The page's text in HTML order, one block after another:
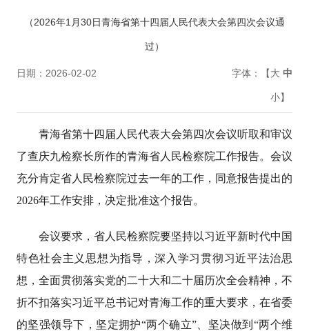
（2026年1月30日青海省第十四届人民代表大会第四次会议通
过）
日期：2026-02-02 字体：【大 中
小】
青海省第十四届人民代表大会第四次会议听取和审议
了查庆九检察长所作的青海省人民检察院工作报告。会议
充分肯定省人民检察院过去一年的工作，同意报告提出的
2026年工作安排，决定批准这个报告。
会议要求，省人民检察院要坚持以习近平新时代中国
特色社会主义思想为指导，深入学习贯彻习近平法治思
想，全面贯彻落实党的二十大和二十届历次全会精神，不
折不扣落实习近平总书记对青海工作的重大要求，在省委
的坚强领导下，坚定拥护“两个确立”、坚决做到“两个维